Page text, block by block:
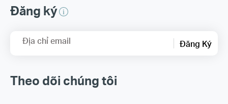
Đăng ký
Địa chỉ email Đăng Ký
Theo dõi chúng tôi